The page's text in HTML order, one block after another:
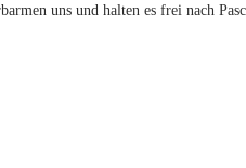
uns und halten es frei nach